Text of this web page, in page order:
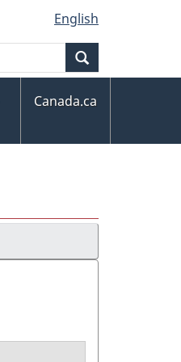
English
Canada.ca